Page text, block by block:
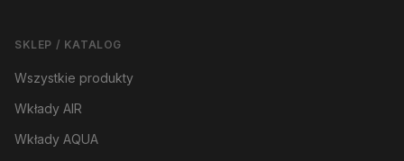
SKLEP / KATALOG
Wszystkie produkty
Wkłady AIR
Wkłady AQUA